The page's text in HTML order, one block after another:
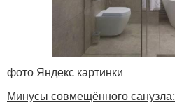
фото Яндекс картинки
Минусы совмещённого санузла: